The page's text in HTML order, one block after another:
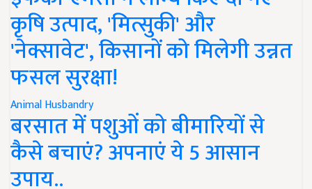
कृषि उत्पाद, 'मित्सुकी' और
'नेक्सावेट', किसानों को मिलेगी उन्नत
फसल सुरक्षा!
Animal Husbandry
बरसात में पशुओं को बीमारियों से
कैसे बचाएं? अपनाएं ये 5 आसान
उपाय..